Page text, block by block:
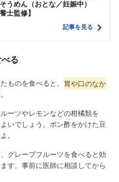
うめん（おとな／妊娠中）
士監修】
記事を見る
る
ものを食べると、
胃や口のなか
。
ーツやレモンなどの柑橘類を
いでしょう。ポン酢をかけた豆
。
グレープフルーツを食べると効
す。事前に医師に相談してから